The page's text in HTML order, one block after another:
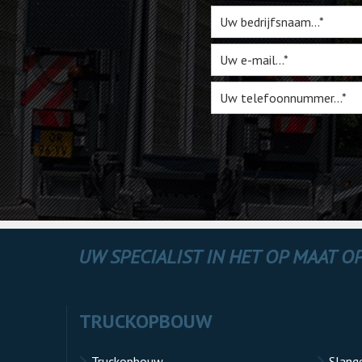
UW SPECIALIST IN HET OP MAAT
TRUCKOPBOUW